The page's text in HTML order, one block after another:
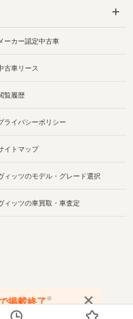
ーカー認定中古車
古車リース
覧履歴
ライバシーポリシー
イトマップ
ィッツのモデル・グレード選択
ィッツの車買取・車査定
掲載終了※
ください